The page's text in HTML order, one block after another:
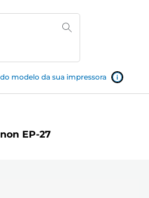
modelo da sua impressora
EP-27